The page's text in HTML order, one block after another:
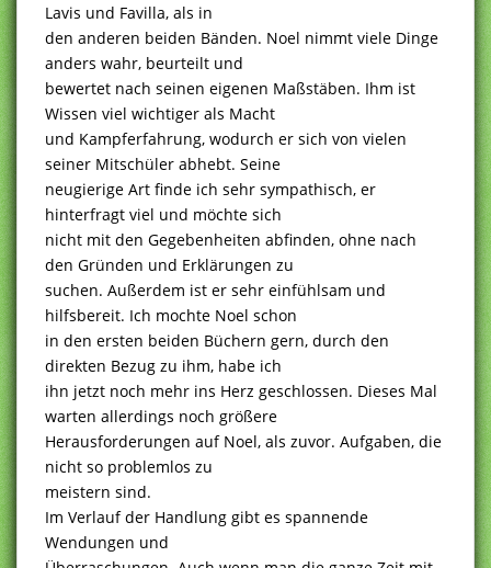
Lavis und Favilla, als in
den anderen beiden Bänden. Noel nimmt viele Dinge
anders wahr, beurteilt und
bewertet nach seinen eigenen Maßstäben. Ihm ist
Wissen viel wichtiger als Macht
und Kampferfahrung, wodurch er sich von vielen
seiner Mitschüler abhebt. Seine
neugierige Art finde ich sehr sympathisch, er
hinterfragt viel und möchte sich
nicht mit den Gegebenheiten abfinden, ohne nach
den Gründen und Erklärungen zu
suchen. Außerdem ist er sehr einfühlsam und
hilfsbereit. Ich mochte Noel schon
in den ersten beiden Büchern gern, durch den
direkten Bezug zu ihm, habe ich
ihn jetzt noch mehr ins Herz geschlossen. Dieses Mal
warten allerdings noch größere
Herausforderungen auf Noel, als zuvor. Aufgaben, die
nicht so problemlos zu
meistern sind.
Im Verlauf der Handlung gibt es spannende
Wendungen und